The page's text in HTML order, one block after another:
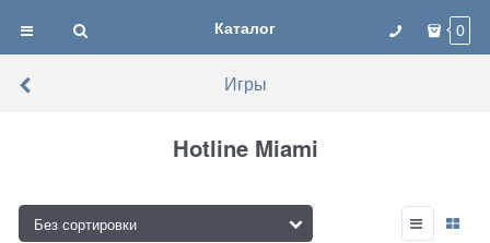
Каталог 0
Игры
Hotline Miami